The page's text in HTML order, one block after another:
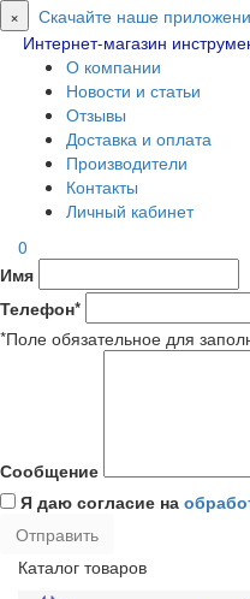
× Скачайте наше
Интернет-магазин
О компании
Новости и статьи
Отзывы
Доставка и оплата
Производители
Контакты
Личный кабинет
0
Имя
Телефон*
*Поле обязательное для
Сообщение
Я даю согласие на
Каталог товаров